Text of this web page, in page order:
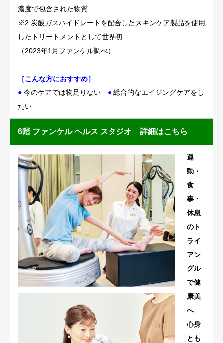
濃度で包含された物質
※2 炭酸ガスハイドレートを配合したスキンケア製品を使用
したトリートメントとして世界初
（2023年1月ファンケル調べ）
［こんな方におすすめ］
● 今のケアでは物足りない ● 総合的なエイジングケアをし
たい
6階 ファンケル ヘルス スタジオ 詳細はこちら
運
動・
食
事・
休息
のト
ライ
アン
グル
で健
康美
へ
心身
とも